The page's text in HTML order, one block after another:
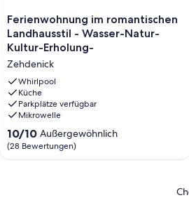
Ferienwohnung
im
romantischen
Landhausstil
-
Wasser-
Natur-
Kultur-
Erholung-
Zehdenick
Ferienwohnung im romantischen
Landhausstil - Wasser-Natur-
Kultur-Erholung-
Zehdenick
Whirlpool
Küche
Parkplätze verfügbar
Mikrowelle
10.0
von
10,
10/10 Außergewöhnlich
(28 Bewertungen)